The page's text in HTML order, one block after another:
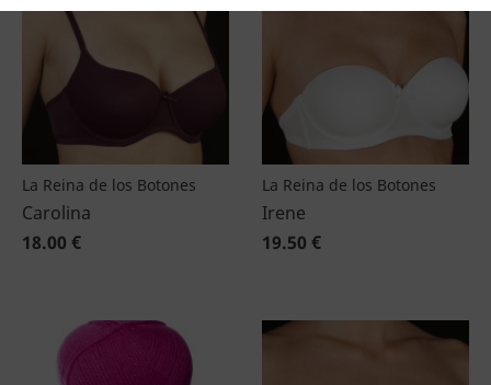
La Reina de los Botones
Carolina
18.00 €
La Reina de los Botones
Irene
19.50 €